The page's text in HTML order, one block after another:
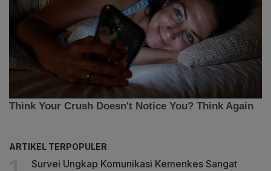
ARTIKEL TERPOPULER
Survei Ungkap Komunikasi Kemenkes Sangat